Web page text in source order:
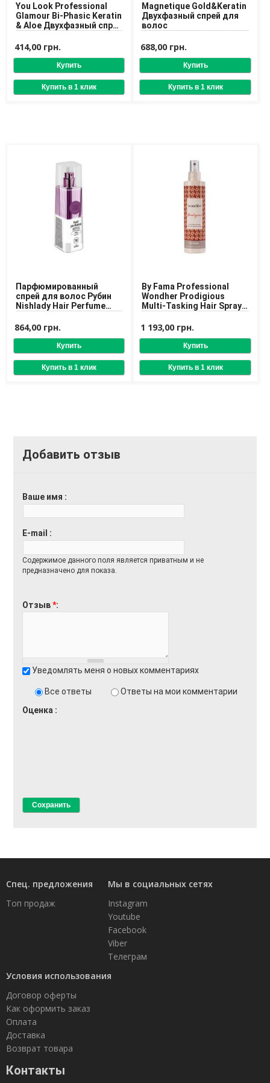
Доставка
Возврат товара
You Look Professional
Glamour Bi-Phasic Keratin
& Aloe Двухфазный спрей
414,00 грн.
Magnetique Gold&Keratin
Двухфазный спрей для
волос
688,00 грн.
Парфюмированный
спрей для волос Рубин
Nishlady Hair Perfume
864,00 грн.
By Fama Professional
Wondher Prodigious
Multi-Tasking Hair Spray
восстановления волос
1 193,00 грн.
Добавить отзыв
Ваше имя
E-mail
Содержимое данного поля является приватным и не
предназначено для показа.
Отзыв*
Уведомлять меня о новых комментариях
Все ответы
Ответы на мои комментарии
Оценка
Спец. предложения
Топ продаж
Мы в социальных сетях
Instagram
Youtube
Facebook
Viber
Телеграм
Условия использования
Договор оферты
Как оформить заказ
Оплата
Доставка
Возврат товара
Контакты